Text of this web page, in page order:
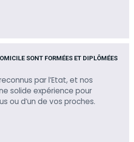
SONT FORMÉES ET DIPLÔMÉES
par l’Etat, et nos
solide expérience pour
ou d’un de vos proches.